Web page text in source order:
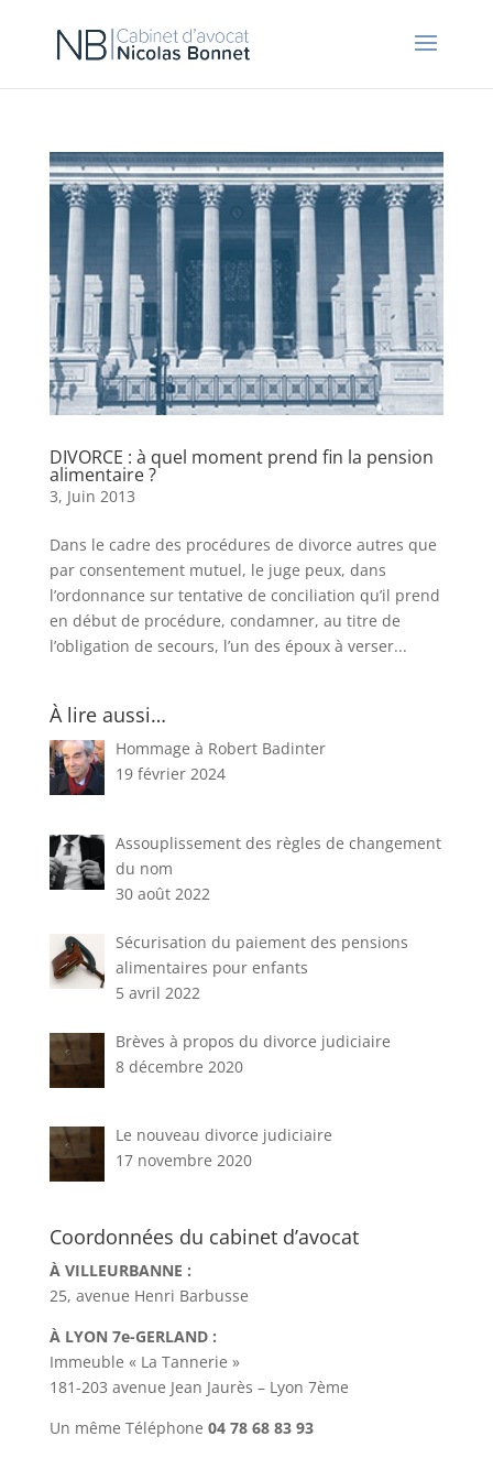
DIVORCE : à quel moment prend fin la pension
alimentaire ?
3, Juin 2013
Dans le cadre des procédures de divorce autres que
par consentement mutuel, le juge peux, dans
l’ordonnance sur tentative de conciliation qu’il prend
en début de procédure, condamner, au titre de
l’obligation de secours, l’un des époux à verser...
À lire aussi…
Hommage à Robert Badinter
19 février 2024
Assouplissement des règles de changement
du nom
30 août 2022
Sécurisation du paiement des pensions
alimentaires pour enfants
5 avril 2022
Brèves à propos du divorce judiciaire
8 décembre 2020
Le nouveau divorce judiciaire
17 novembre 2020
Coordonnées du cabinet d’avocat
À VILLEURBANNE :
25, avenue Henri Barbusse
À LYON 7e-GERLAND :
Immeuble « La Tannerie »
181-203 avenue Jean Jaurès – Lyon 7ème
Un même Téléphone 04 78 68 83 93